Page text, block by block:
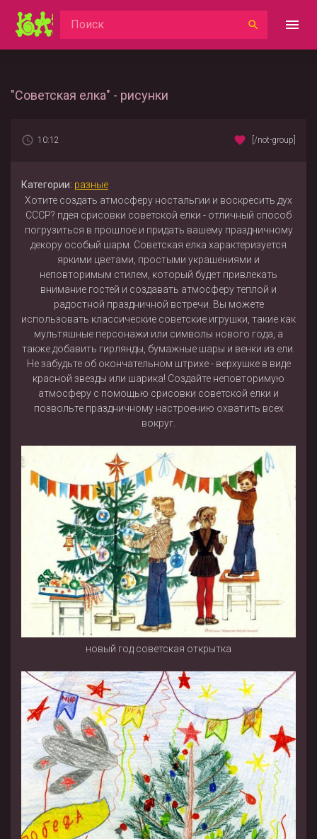
"Советская елка" - рисунки
10:12 [/not-group]
Категории: разные
Хотите создать атмосферу ностальгии и воскресить дух
СССР? пдея срисовки советской елки - отличный способ
погрузиться в прошлое и придать вашему праздничному
декору особый шарм. Советская елка характеризуется
яркими цветами, простыми украшениями и
неповторимым стилем, который будет привлекать
внимание гостей и создавать атмосферу теплой и
радостной праздничной встречи. Вы можете
использовать классические советские игрушки, такие как
мультяшные персонажи или символы нового года, а
также добавить гирлянды, бумажные шары и венки из ели.
Не забудьте об окончательном штрихе - верхушке в виде
красной звезды или шарика! Создайте неповторимую
атмосферу с помощью срисовки советской елки и
позвольте праздничному настроению охватить всех
вокруг.
новый год советская открытка